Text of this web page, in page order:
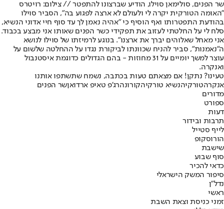
שר הפנים, סולימאן סוילו, הודיע שברצונו להתפטר // צילום: רויטרס
"האומה הטורקית יקרה לי ולעולם לא ארצה לפגוע בה", הסביר סוילו
בהודעת התפטרותו ואף הוסיף כי "אהיה נאמן לך עד סוף חיי אדוני הנשיא,
סלח לי על החלטתי לעזוב את תפקידי כשר הפנים שאותו אני מבצע בכבוד.
אני מאחל שאלוהים יברך את ארצנו". בנוגע לרמיזתו של סוילו לנושא
ה"נאמנות", סביר להניח שכוונתו לביקורת נגדו על ההחלטה שלשום על
עוצר למשך יומיים על 31 מחוזות - בהם הגדולים כדוגמת איסטנבול
ואנקרה.
טעינו? נתקן! אם מצאתם טעות בכתבה, נשמח שתשתפו אותנו
אנקרהטורקיהנשיא טורקיהקורונהרג'פ טאיפ ארדואןשר הפנים
מדורים
ספורט
דעות
תרבות ובידור
לייף סטייל
הורוסקופ
שישבת
סוף שבוע
כדאי להכיר
סיפור המשק הישראלי
נדל"ן
ראשי
זמני כניסת וצאת השבת